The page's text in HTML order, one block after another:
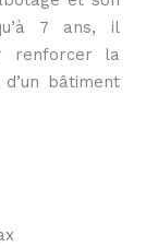
7 ans, il
renforcer la
bâtiment